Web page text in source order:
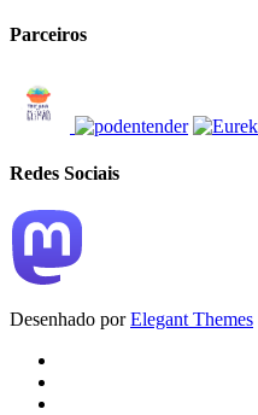
Parceiros
Redes Sociais
Desenhado porElegant Themes